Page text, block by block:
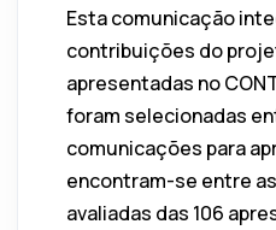
Esta comunicação
contribuições do
apresentadas no
foram selecionadas
comunicações para
encontram-se entre
avaliadas das 106